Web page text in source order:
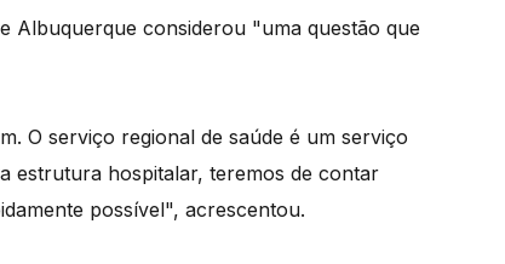
Albuquerque considerou "uma questão que
O serviço regional de saúde é um serviço
estrutura hospitalar, teremos de contar
possível", acrescentou.